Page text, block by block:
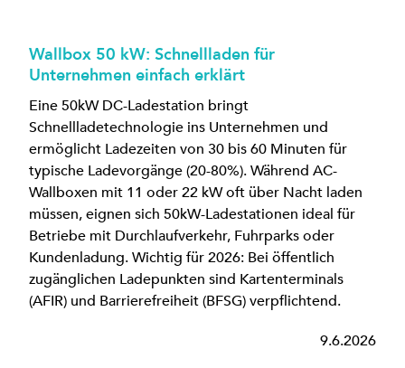
Wallbox 50 kW: Schnellladen für
Unternehmen einfach erklärt
Eine 50kW DC-Ladestation bringt
Schnellladetechnologie ins Unternehmen und
ermöglicht Ladezeiten von 30 bis 60 Minuten für
typische Ladevorgänge (20-80%). Während AC-
Wallboxen mit 11 oder 22 kW oft über Nacht laden
müssen, eignen sich 50kW-Ladestationen ideal für
Betriebe mit Durchlaufverkehr, Fuhrparks oder
Kundenladung. Wichtig für 2026: Bei öffentlich
zugänglichen Ladepunkten sind Kartenterminals
(AFIR) und Barrierefreiheit (BFSG) verpflichtend.
9.6.2026